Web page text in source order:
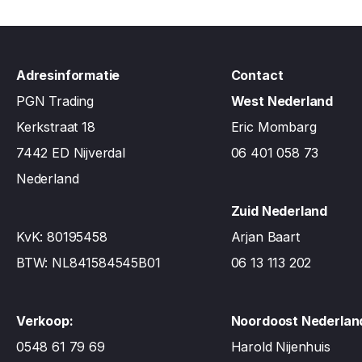
Adresinformatie
PGN Trading
Kerkstraat 18
7442 ED Nijverdal
Nederland
KvK: 80195458
BTW: NL841584545B01
Verkoop:
0548 61 79 69
Contact
West Nederland
Eric Mombarg
06 401 058 73
Zuid Nederland
Arjan Baart
06 13 113 202
Noordoost
Harold Nijenhuis